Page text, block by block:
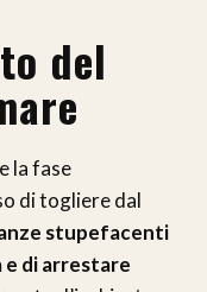
del
la fase
di togliere dal
stupefacenti
e di arrestare